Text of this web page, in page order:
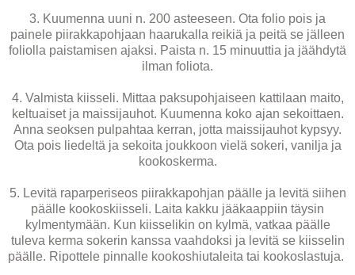
3. Kuumenna uuni n. 200 asteeseen. Ota folio pois ja
painele piirakkapohjaan haarukalla reikiä ja peitä se jälleen
foliolla paistamisen ajaksi. Paista n. 15 minuuttia ja jäähdytä
ilman foliota.
4. Valmista kiisseli. Mittaa paksupohjaiseen kattilaan maito,
keltuaiset ja maissijauhot. Kuumenna koko ajan sekoittaen.
Anna seoksen pulpahtaa kerran, jotta maissijauhot kypsyy.
Ota pois liedeltä ja sekoita joukkoon vielä sokeri, vanilja ja
kookoskerma.
5. Levitä raparperiseos piirakkapohjan päälle ja levitä siihen
päälle kookoskiisseli. Laita kakku jääkaappiin täysin
kylmentymään. Kun kiisselikin on kylmä, vatkaa päälle
tuleva kerma sokerin kanssa vaahdoksi ja levitä se kiisselin
päälle. Ripottele pinnalle kookoshiutaleita tai kookoslastuja.